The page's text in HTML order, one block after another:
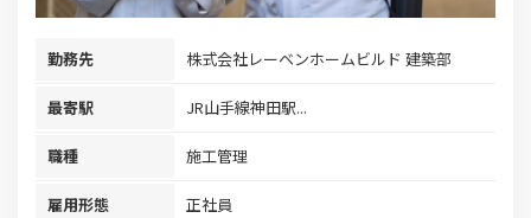
勤務先 株式会社レーベンホームビルド 建築部
最寄駅 JR山手線神田駅...
職種 施工管理
雇用形態 正社員